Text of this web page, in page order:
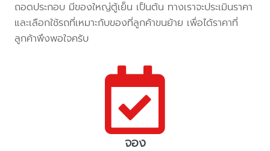
ถอดประกอบ มีของใหญ่ตู้เย็น เป็นต้น ทางเราจะประเมินราคา
และเลือกใช้รถที่เหมาะกับของที่ลูกค้าขนย้าย เพื่อได้ราคาที่
ลูกค้าพึงพอใจครับ
จอง